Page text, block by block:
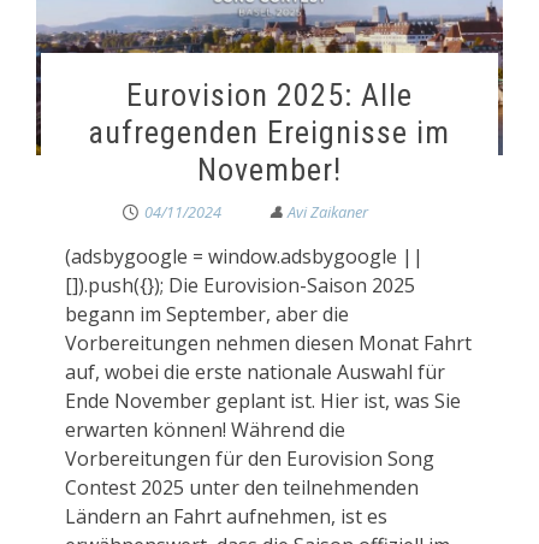
Eurovision 2025: Alle
aufregenden Ereignisse im
November!
04/11/2024
(adsbygoogle = window.adsbygoogle ||
[]).push({}); Die Eurovision-Saison 2025
begann im September, aber die
Vorbereitungen nehmen diesen Monat Fahrt
auf, wobei die erste nationale Auswahl für
Ende November geplant ist. Hier ist, was Sie
erwarten können! Während die
Vorbereitungen für den Eurovision Song
Contest 2025 unter den teilnehmenden
Ländern an Fahrt aufnehmen, ist es